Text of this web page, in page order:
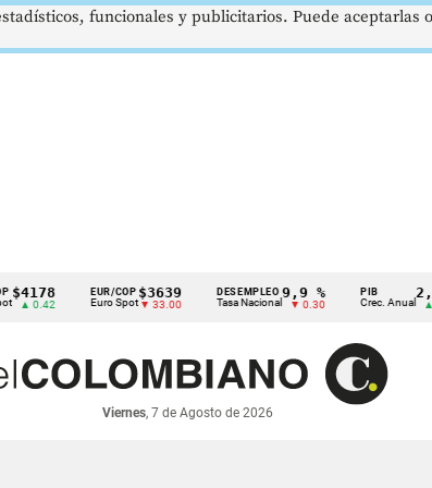
EUR/COP
Euro Spot
$3639
▼ 33.00
DESEMPLEO
Tasa Nacional
9,9 %
▼ 0.30
PIB
Crec. Anual
2,8 %
▲ 0.10
Viernes, 7 de Agosto de 2026
funcionales y publicitarios. Puede aceptarlas